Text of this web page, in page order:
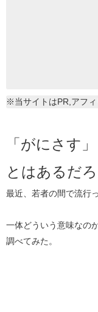
※当サイトはPR,アフィ
「がにさす
とはあるだろ
最近、若者の間で流行
一体どういう意味なの
調べてみた。